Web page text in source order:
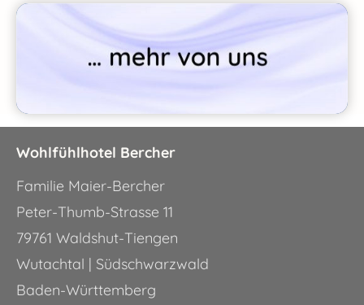
Wohlfühlhotel Bercher
Familie Maier-Bercher
Peter-Thumb-Strasse 11
79761 Waldshut-Tiengen
Wutachtal | Südschwarzwald
Baden-Württemberg